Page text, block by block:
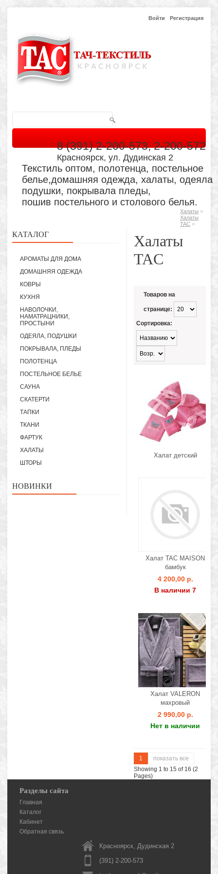
Войти Регистрация
8 (391) 2-200-573, 2-200-572
Красноярск, ул. Дудинская 2
Текстиль оптом, полотенца, постельное
белье,домашняя одежда, халаты, одеяла
подушки, покрывала пледы,
пошив постельного и столового белья.
КАТАЛОГ
АРОМАТЫ ДЛЯ ДОМА
ДОМАШНЯЯ ОДЕЖДА
КОВРЫ
КУХНЯ
НАВОЛОЧКИ,
НАМАТРАЦНИКИ,
ПРОСТЫНИ
ОДЕЯЛА, ПОДУШКИ
ПОКРЫВАЛА, ПЛЕДЫ
ПОЛОТЕНЦА
ПОСТЕЛЬНОЕ БЕЛЬЕ
САУНА
СКАТЕРТИ
ТАПКИ
ТКАНИ
ФАРТУК
ХАЛАТЫ
ШТОРЫ
НОВИНКИ
Халаты »
Халаты
TAC »
Халаты
TAC
Товаров на
странице:
Сортировка:
Халат детский
Халат TAC MAISON
бамбук
4 200,00 р.
В наличии 7
Халат VALERON
махровый
2 990,00 р.
Нет в наличии
1
показать все
Showing 1 to 15 of 16 (2
Pages)
Разделы сайта
Главная
Каталог
Кабинет
Обратная связь
Красноярск, Дудинская 2
(391) 2-200-573